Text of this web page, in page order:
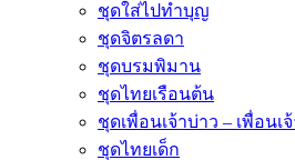
ชุดใส่ไปทำบุญ
ชุดจิตรลดา
ชุดบรมพิมาน
ชุดไทยเรือนต้น
ชุดเพื่อนเจ้าบ่าว – เพื่อนเ
ชุดไทยเด็ก